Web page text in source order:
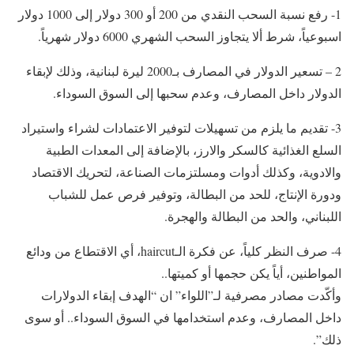
1- رفع نسبة السحب النقدي من 200 أو 300 دولار إلى 1000 دولار
اسبوعياً، شرط ألا يتجاوز السحب الشهري 6000 دولار شهرياً.
2 – تسعير الدولار في المصارف بـ2000 ليرة لبنانية، وذلك لإبقاء
الدولار داخل المصارف، وعدم سحبها إلى السوق السوداء.
3- تقديم ما يلزم من تسهيلات لتوفير الاعتمادات لشراء واستيراد
السلع الغذائية كالسكر والارز، بالإضافة إلى المعدات الطبية
والادوية، وكذلك أدوات ومسلتزمات الصناعة، لتحريك الاقتصاد
ودورة الإنتاج، للحد من البطالة، وتوفير فرص عمل للشباب
اللبناني، والحد من البطالة والهجرة.
4- صرف النظر كلياً، عن فكرة الـhaircut، أي الاقتطاع من ودائع
المواطنين، أياً يكن حجمها أو كميتها..
وأكّدت مصادر مصرفية لـ”اللواء” ان “الهدف إبقاء الدولارات
داخل المصارف، وعدم استخدامها في السوق السوداء.. أو سوى
ذلك”.